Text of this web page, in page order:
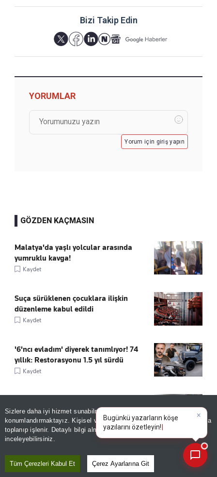
Sizlere daha iyi hizmet sunabilmek adına sitemizde
konumlandırmaktayız. Kişisel verileriniz, KVKK ve GDPR kapsamında
toplanıp işlenir. Detaylı bilgi almak içinAydınlatma Metnimizi
inceleyebilirsiniz.
Tüm Çerezleri Kabul Et Çerez Ayarlarına Git
Bizi Takip Edin
YORUMLAR
Yorum için giriş yapın
GÖZDEN KAÇMASIN
Malatya'da yaşlı yolcular arasında
yumruklu kavga!
Kaydet
Suça sürüklenen çocuklara ilişkin
düzenleme kabul edildi
Kaydet
'6'ncı evladım' diyerek tanımlıyor! 74
yıllık: Restorasyonu 1.5 yıl sürdü
Kaydet
Böyle sıcak görülmedi
Kaydet
Memişoğlu verdi
Kaydet
×
Bugünkü yazarların köşe
yazılarını öze